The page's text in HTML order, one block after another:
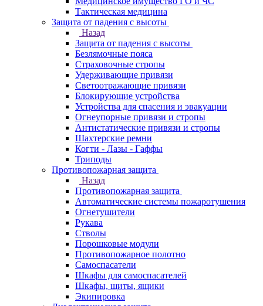
Тактическая медицина
Защита от падения с высоты
Назад
Защита от падения с высоты
Безлямочные пояса
Страховочные стропы
Удерживающие привязи
Светоотражающие привязи
Блокирующие устройства
Устройства для спасения и эвакуации
Огнеупорные привязи и стропы
Антистатические привязи и стропы
Шахтерские ремни
Когти - Лазы - Гаффы
Триподы
Противопожарная защита
Назад
Противопожарная защита
Автоматические системы пожаротушения
Огнетушители
Рукава
Стволы
Порошковые модули
Противопожарное полотно
Самоспасатели
Шкафы для самоспасателей
Шкафы, щиты, ящики
Экипировка